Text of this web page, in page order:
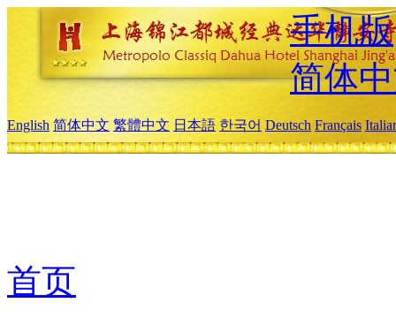
手机版
简体
English 简体中文 繁體中文 日本語 한국어 Deutsch Français
首页